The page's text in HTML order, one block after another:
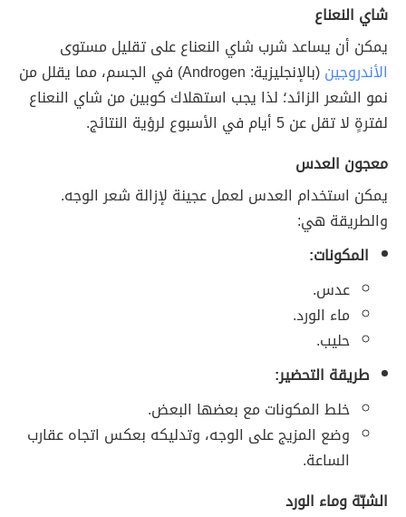
شاي النعناع
يمكن أن يساعد شرب شاي النعناع على تقليل مستوى
الأندروجين
(بالإنجليزية: Androgen) في الجسم، مما يقلل من
نمو الشعر الزائد؛ لذا يجب استهلاك كوبين من شاي النعناع
لفترةٍ لا تقل عن 5 أيام في الأسبوع لرؤية النتائج.
معجون العدس
يمكن استخدام العدس لعمل عجينة لإزالة شعر الوجه.
والطريقة هي:
المكونات:
عدس.
ماء الورد.
حليب.
طريقة التحضير:
خلط المكونات مع بعضها البعض.
وضع المزيج على الوجه، وتدليكه بعكس اتجاه عقارب
الساعة.
الشبّة وماء الورد